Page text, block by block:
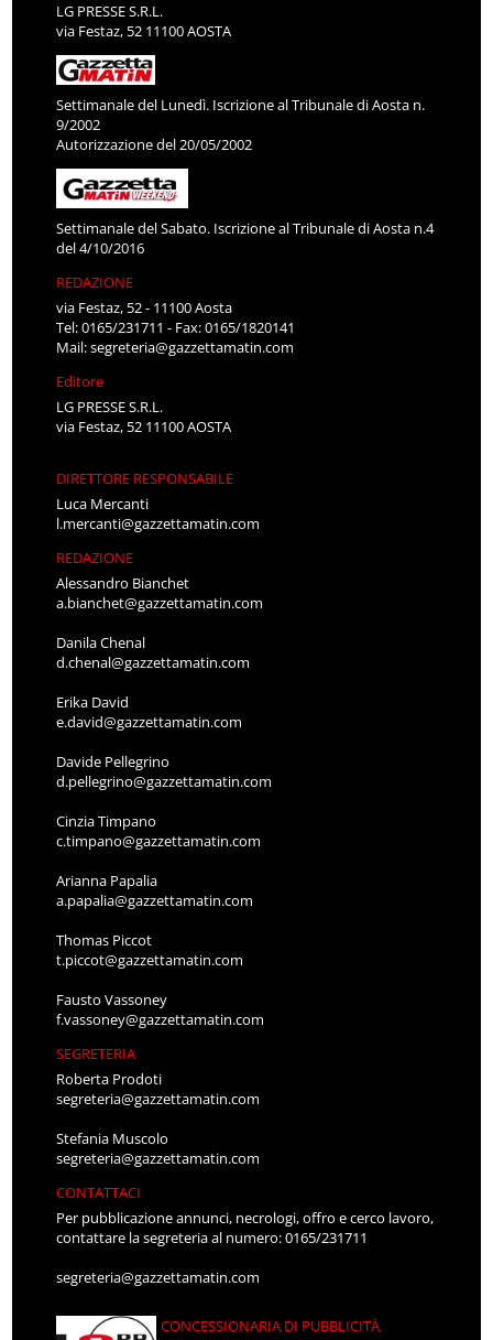
LG PRESSE S.R.L.
via Festaz, 52 11100 AOSTA
Settimanale del Lunedì. Iscrizione al Tribunale di Aosta n.
9/2002
Autorizzazione del 20/05/2002
Settimanale del Sabato. Iscrizione al Tribunale di Aosta n.4
del 4/10/2016
REDAZIONE
via Festaz, 52 - 11100 Aosta
Tel: 0165/231711 - Fax: 0165/1820141
Mail:segreteria@gazzettamatin.com
Editore
LG PRESSE S.R.L.
via Festaz, 52 11100 AOSTA
DIRETTORE RESPONSABILE
Luca Mercanti
l.mercanti@gazzettamatin.com
REDAZIONE
Alessandro Bianchet
a.bianchet@gazzettamatin.com
Danila Chenal
d.chenal@gazzettamatin.com
Erika David
e.david@gazzettamatin.com
Davide Pellegrino
d.pellegrino@gazzettamatin.com
Cinzia Timpano
c.timpano@gazzettamatin.com
Arianna Papalia
a.papalia@gazzettamatin.com
Thomas Piccot
t.piccot@gazzettamatin.com
Fausto Vassoney
f.vassoney@gazzettamatin.com
SEGRETERIA
Roberta Prodoti
segreteria@gazzettamatin.com
Stefania Muscolo
segreteria@gazzettamatin.com
CONTATTACI
Per pubblicazione annunci, necrologi, offro e cerco lavoro,
contattare la segreteria al numero: 0165/231711
segreteria@gazzettamatin.com
CONCESSIONARIA DI PUBBLICITÀ